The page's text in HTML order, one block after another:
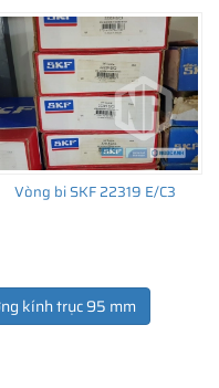
Vòng bi SKF 22319 E/C3
kính trục 95 mm